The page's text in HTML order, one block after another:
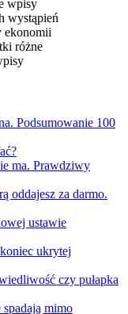
wpisy
wystąpień
ekonomii
różne
Podsumowanie 100
ma. Prawdziwy
oddajesz za darmo.
ustawie
ukrytej
czy pułapka
mimo